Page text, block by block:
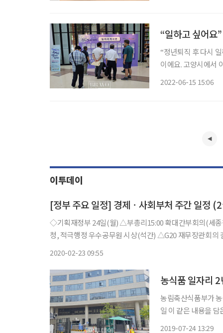
“일하고 싶어요
“정년퇴직 후 다시
이에요. 고양시에서
2022-06-15 15:06
이투데이
[정부 주요 일정] 경제ㆍ사회부처 주간 일정
◇기획재정부 24일(월) △부총리15:00 확대간부회의(세종청사) △기재부 1차관 08:00 확대 거시경제금융회의(은행회관) △통계
청, 적극행정 우수공무원 시상(석간) △G20 재무장관회의 결과(석간) △확대 거시경제금융회의 개최(석간) △기획재정부, 확대간
2020-02-23 09:55
농식품 일자리
농림축산식품부가 농식품
일 이 같은 내용을
2019-07-24 13:29